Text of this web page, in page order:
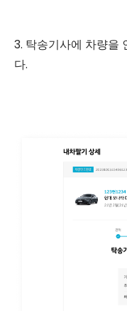
3. 탁송기사에 차량을
다.